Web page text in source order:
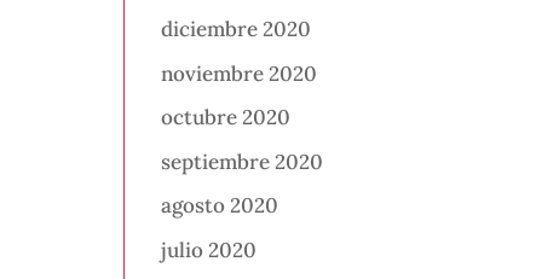
diciembre 2020
noviembre 2020
octubre 2020
septiembre 2020
agosto 2020
julio 2020